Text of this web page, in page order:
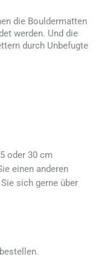
die Bouldermatten
werden. Und die
durch Unbefugte
oder 30 cm
einen anderen
sich gerne über